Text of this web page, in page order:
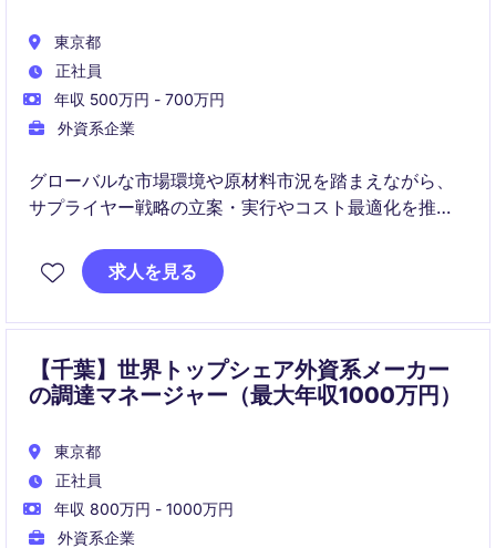
東京都
正社員
年収 500万円 - 700万円
外資系企業
グローバルな市場環境や原材料市況を踏まえながら、
サプライヤー戦略の立案・実行やコスト最適化を推進
です。
求人を見る
【千葉】世界トップシェア外資系メーカー
の調達マネージャー（最大年収1000万円）
東京都
正社員
年収 800万円 - 1000万円
外資系企業